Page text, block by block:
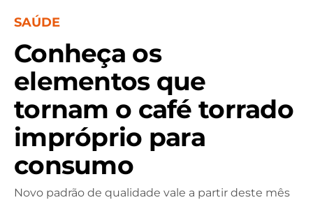
SAÚDE
Conheça os
elementos que
tornam o café torrado
impróprio para
consumo
Novo padrão de qualidade vale a partir deste mês